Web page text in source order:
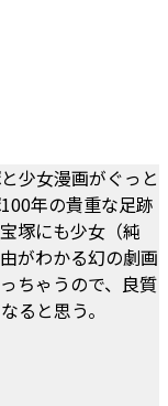
少女漫画がぐっと
年の貴重な足跡
塚にも少女（純
がわかる幻の劇画
ちゃうので、良質
ると思う。